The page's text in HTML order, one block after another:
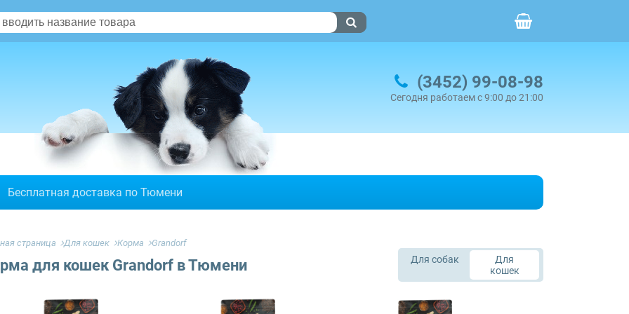
(3452) 99-08-98
Сегодня работаем с 9:00 до 21:00
Бесплатная доставка по Тюмени
страница Для кошек Корма Grandorf
для кошек Grandorf в Тюмени Для собак
Для
кошек